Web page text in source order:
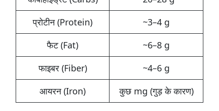
प्रोटीन (Protein)
~3–4 g
फैट (Fat)
~6–8 g
फाइबर (Fiber)
~4–6 g
आयरन (Iron)
कुछ mg (गुड़ के कारण)